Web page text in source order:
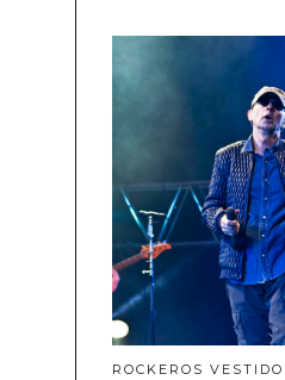
ROCKEROS